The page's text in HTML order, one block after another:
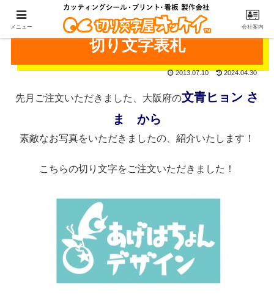
切り文字表札
2013.07.10 2024.04.30
先月ご注文いただきました、大阪府の文青ヒョン さ
ま から
素敵なお写真をいただきましたの、紹介いたします！
こちらの切り文字をご注文いただきました！
メニュー 会社案内